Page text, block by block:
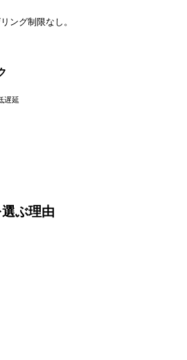
ング制限なし。
遅延
ぶ理由